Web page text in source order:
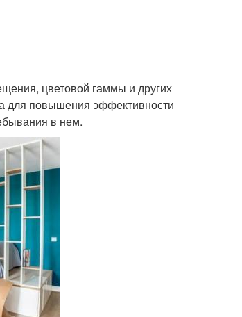
цветовой гаммы и других
для повышения эффективности
в нем.